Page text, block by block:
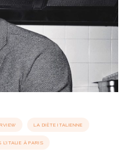
ITALIEN
LA DIÈTE ITALIENNE
L'ITALIE À PARIS